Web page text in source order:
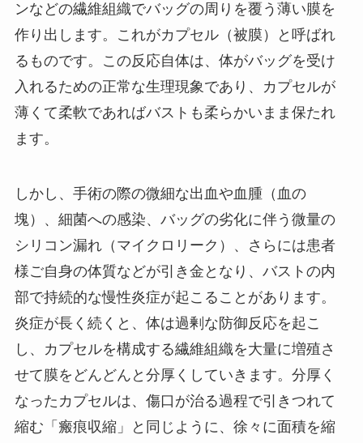
ンなどの繊維組織でバッグの周りを覆う薄い膜を
作り出します。これがカプセル（被膜）と呼ばれ
るものです。この反応自体は、体がバッグを受け
入れるための正常な生理現象であり、カプセルが
薄くて柔軟であればバストも柔らかいまま保たれ
ます。
しかし、手術の際の微細な出血や血腫（血の
塊）、細菌への感染、バッグの劣化に伴う微量の
シリコン漏れ（マイクロリーク）、さらには患者
様ご自身の体質などが引き金となり、バストの内
部で持続的な慢性炎症が起こることがあります。
炎症が長く続くと、体は過剰な防御反応を起こ
し、カプセルを構成する繊維組織を大量に増殖さ
せて膜をどんどんと分厚くしていきます。分厚く
なったカプセルは、傷口が治る過程で引きつれて
縮む「瘢痕収縮」と同じように、徐々に面積を縮